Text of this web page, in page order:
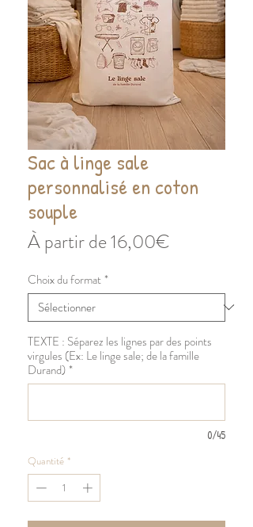
Sac à linge sale
personnalisé en coton
souple
À partir de16,00€
Choix du format*
TEXTE : Séparez les lignes par des points
virgules (Ex: Le linge sale; de la famille
Durand)*
0/45
Quantité *